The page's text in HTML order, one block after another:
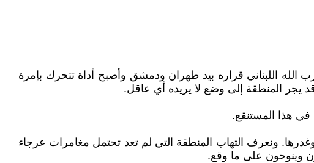
اللبناني قراره بيد طهران ودمشق وأصبح أداة تتحرك بإمرة
يجر المنطقة إلى وضع لا يريده أي عاقل.
في هذا المستنقع.
ونعرف التهاب المنطقة التي لم تعد تحتمل مغامرات عرجاء
وينوحون على ما وقع.